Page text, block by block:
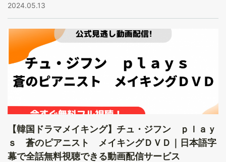
2024.05.13
【韓国ドラマメイキング】チュ・ジフン ｐｌａｙ
ｓ 蒼のピアニスト メイキングＤＶＤ｜日本語字
幕で全話無料視聴できる動画配信サービス